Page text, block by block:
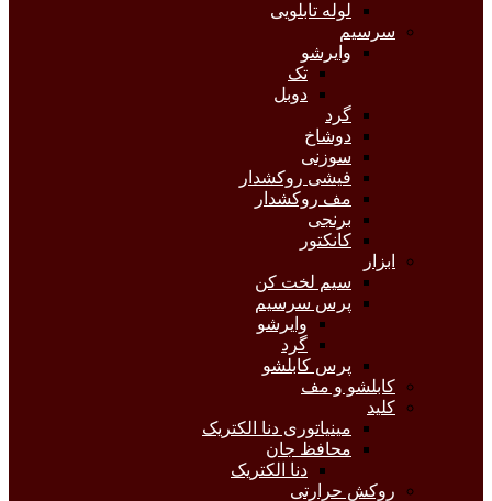
لوله تابلویی
سرسیم
وایرشو
تک
دوبل
گرد
دوشاخ
سوزنی
فیشی روکشدار
مف روکشدار
برنجی
کانکتور
ابزار
سیم لخت کن
پرس سرسیم
وایرشو
گرد
پرس کابلشو
کابلشو و مف
کلید
مینیاتوری دنا الکتریک
محافظ جان
دنا الکتریک
روکش حرارتی